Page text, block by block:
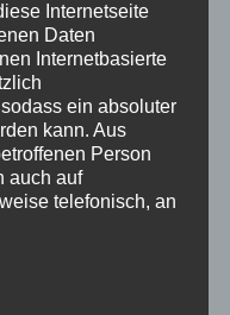
Internetseite
Daten
Internetbasierte
ein absoluter
kann. Aus
Person
auch auf
telefonisch, an